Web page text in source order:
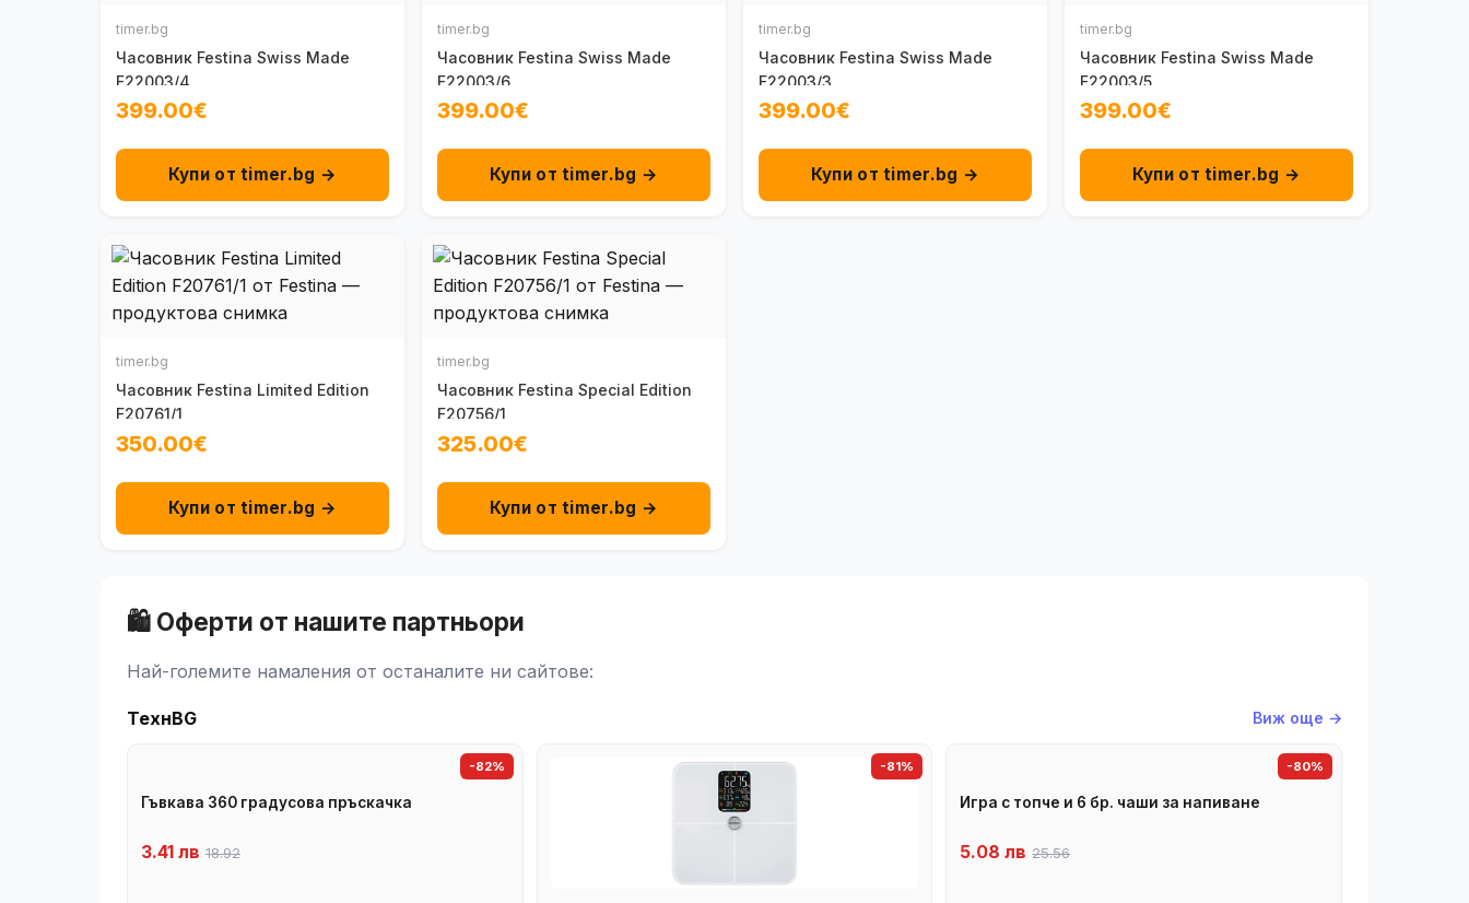
timer.bg
Часовник Festina Swiss Made
F22003/4
399.00€
Купи от timer.bg →
timer.bg
Часовник Festina Swiss Made
F22003/6
399.00€
Купи от timer.bg →
timer.bg
Часовник Festina Swiss Made
F22003/3
399.00€
Купи от timer.bg →
timer.bg
Часовник Festina Swiss Made
F22003/5
399.00€
Купи от timer.bg →
timer.bg
Часовник Festina Limited Edition
F20761/1
350.00€
Купи от timer.bg →
timer.bg
Часовник Festina Special Edition
F20756/1
325.00€
Купи от timer.bg →
🛍️ Оферти от нашите партньори
Най-големите намаления от останалите ни сайтове:
ТехнBG Виж още →
-82%
Гъвкава 360 градусова пръскачка
3.41 лв 18.92
-81% -80%
Игра с топче и 6 бр. чаши за напиване
5.08 лв 25.56